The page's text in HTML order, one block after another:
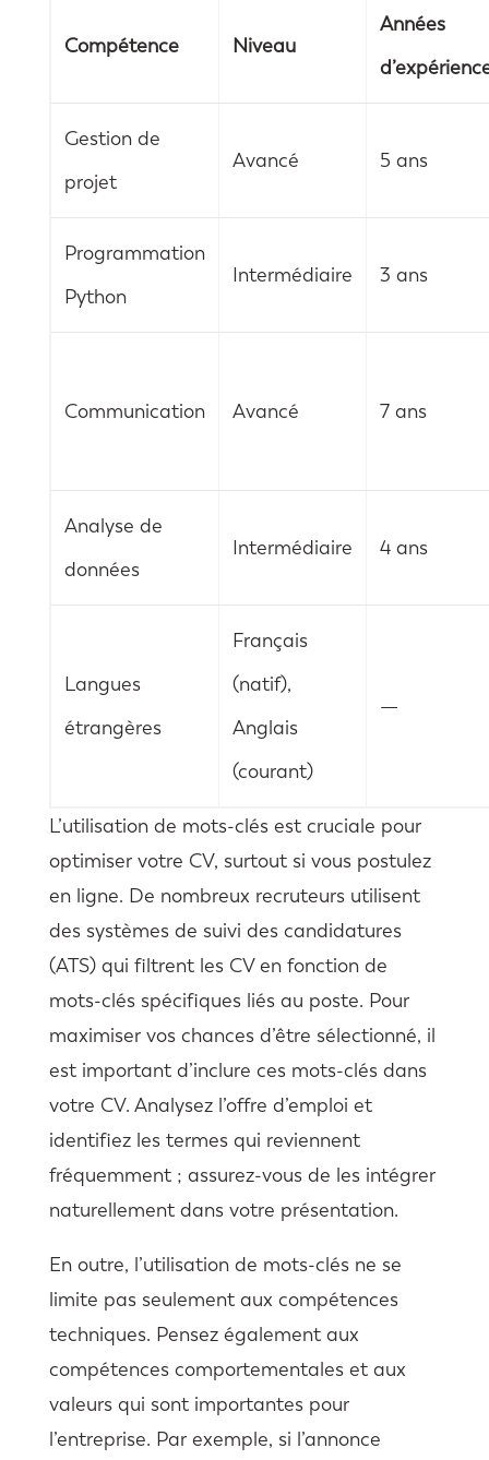
Compétence Niveau
Années
Gestion de
projet
Avancé 5 ans
Programmation
Python
Intermédiaire 3 ans
Communication Avancé 7 ans
Analyse de
données
Intermédiaire 4 ans
Langues
étrangères
Français
(natif),
Anglais
(courant)
—
L’utilisation de mots-clés est cruciale pour
optimiser votre CV, surtout si vous postulez
en ligne. De nombreux recruteurs utilisent
des systèmes de suivi des candidatures
(ATS) qui filtrent les CV en fonction de
mots-clés spécifiques liés au poste. Pour
maximiser vos chances d’être sélectionné, il
est important d’inclure ces mots-clés dans
votre CV. Analysez l’offre d’emploi et
identifiez les termes qui reviennent
fréquemment ; assurez-vous de les intégrer
naturellement dans votre présentation.
En outre, l’utilisation de mots-clés ne se
limite pas seulement aux compétences
techniques. Pensez également aux
compétences comportementales et aux
valeurs qui sont importantes pour
l’entreprise. Par exemple, si l’annonce